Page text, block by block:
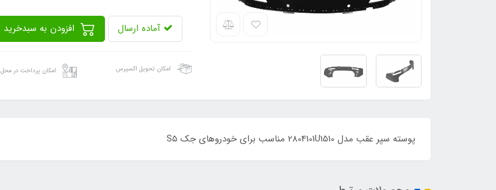
آماده ارسال
امکان تحویل اکسپرس امکان پرداخت در محل
پوسته سپر عقب مدل 2804101U1510 مناسب برای خودروهای جک S5